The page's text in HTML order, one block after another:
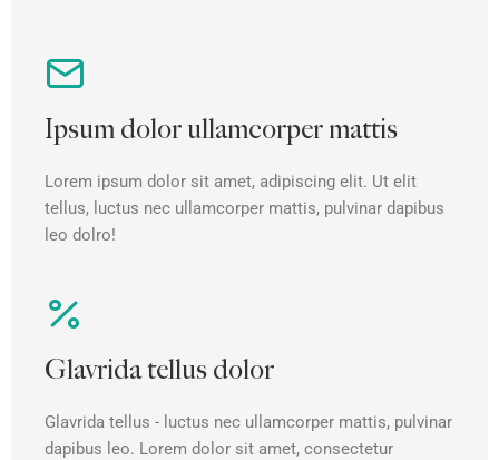
Ipsum dolor ullamcorper mattis
Lorem ipsum dolor sit amet, adipiscing elit. Ut elit
tellus, luctus nec ullamcorper mattis, pulvinar dapibus
leo dolro!
Glavrida tellus dolor
Glavrida tellus - luctus nec ullamcorper mattis, pulvinar
dapibus leo. Lorem dolor sit amet, consectetur